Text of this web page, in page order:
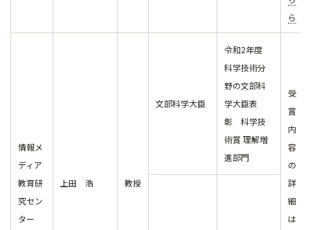
ら
情報メ
ディア
教育研
究セン
ター
上田 浩 教授
文部科学大臣
令和2年度
科学技術分
野の文部科
学大臣表
彰 科学技
術賞 理解増
進部門
受
賞
内
容
の
詳
細
は